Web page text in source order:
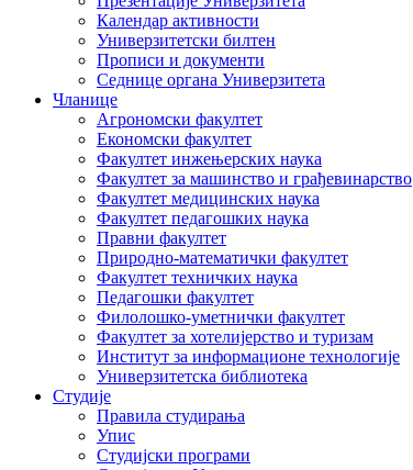
Календар активности
Универзитетски билтен
Прописи и документи
Седнице органа Универзитета
Чланице
Агрономски факултет
Економски факултет
Факултет инжењерских наука
Факултет за машинство и грађевинарство
Факултет медицинских наука
Факултет педагошких наука
Правни факултет
Природно-математички факултет
Факултет техничких наука
Педагошки факултет
Филолошко-уметнички факултет
Факултет за хотелијерство и туризам
Институт за информационе технологије
Универзитетска библиотека
Студије
Правила студирања
Упис
Студијски програми